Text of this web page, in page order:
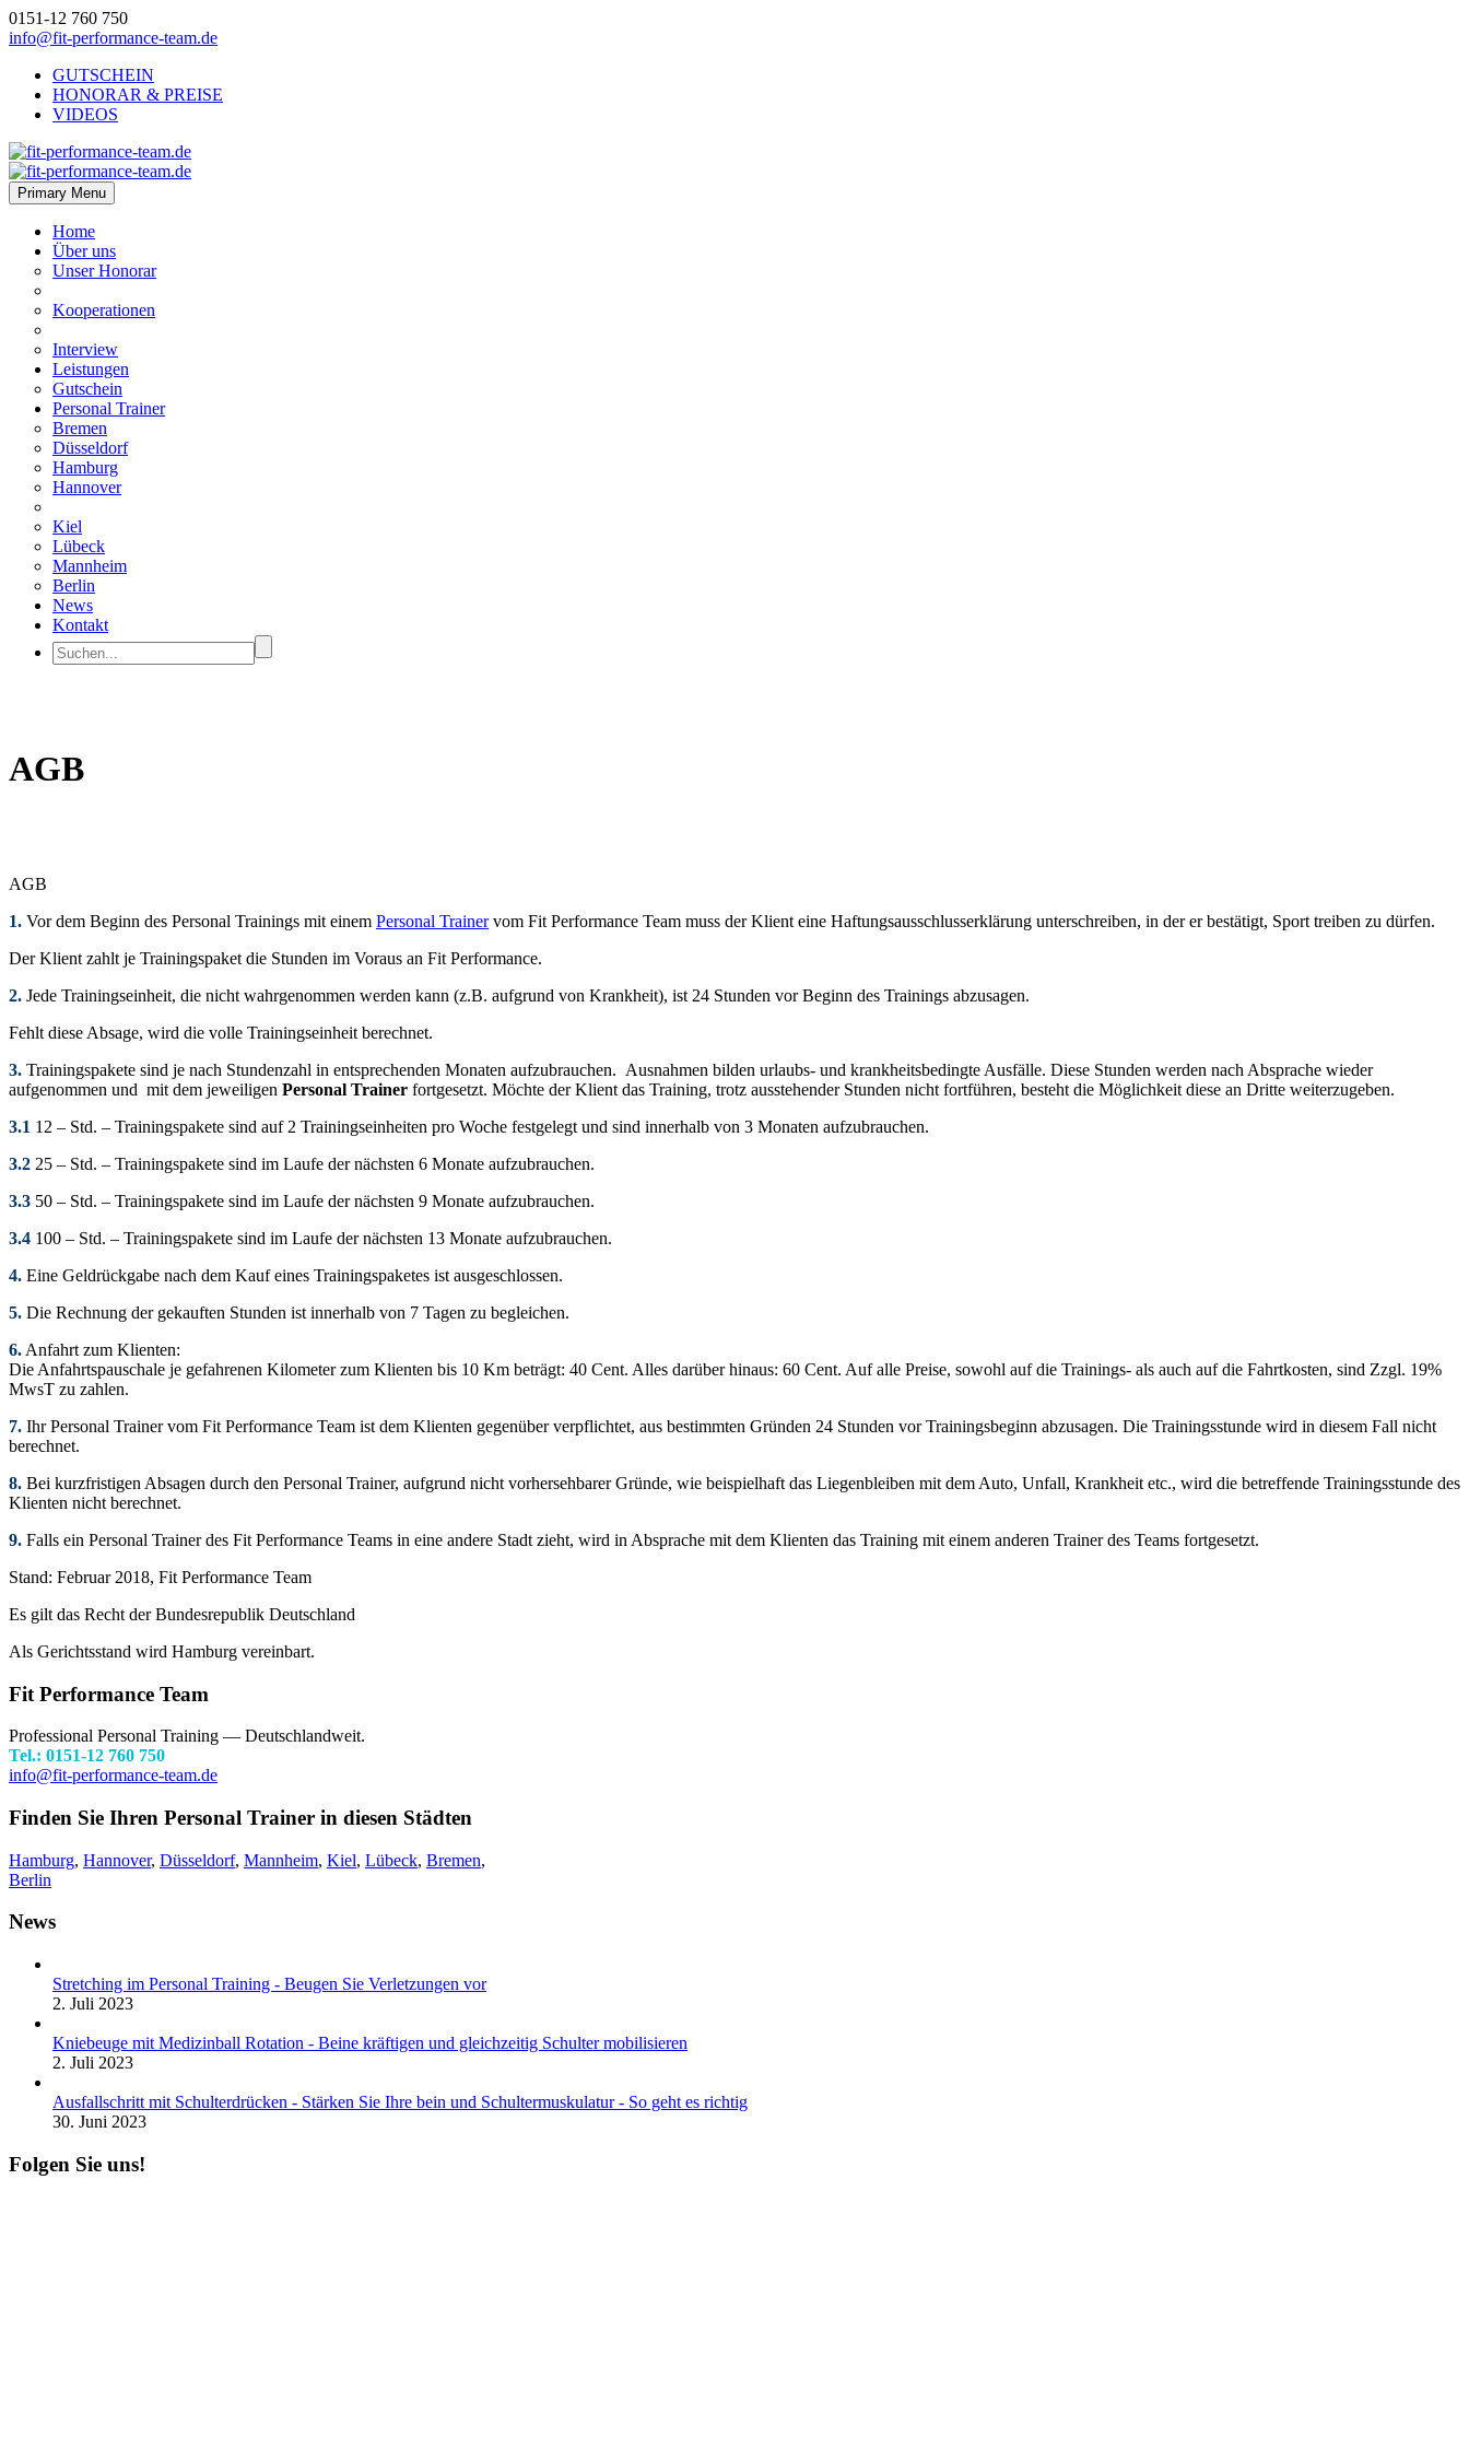
0151-12 760 750
info@fit-performance-team.de
GUTSCHEIN
HONORAR & PREISE
VIDEOS
Primary Menu
Home
Über uns
Unser Honorar
Kooperationen
Interview
Leistungen
Gutschein
Personal Trainer
Bremen
Düsseldorf
Hamburg
Hannover
Kiel
Lübeck
Mannheim
Berlin
News
Kontakt
AGB
AGB
1. Vor dem Beginn des Personal Trainings mit einem Personal Trainervom Fit Performance Team muss der Klient eine Haftungsausschlusserklärung unterschreiben, in der er bestätigt, Sport treiben zu dürfen.
Der Klient zahlt je Trainingspaket die Stunden im Voraus an Fit Performance.
2. Jede Trainingseinheit, die nicht wahrgenommen werden kann (z.B. aufgrund von Krankheit), ist 24 Stunden vor Beginn des Trainings abzusagen.
Fehlt diese Absage, wird die volle Trainingseinheit berechnet.
3. Trainingspakete sind je nach Stundenzahl in entsprechenden Monaten aufzubrauchen. Ausnahmen bilden urlaubs- und krankheitsbedingte Ausfälle. Diese Stunden werden nach Absprache wieder
aufgenommen und mit dem jeweiligen Personal Trainer fortgesetzt. Möchte der Klient das Training, trotz ausstehender Stunden nicht fortführen, besteht die Möglichkeit diese an Dritte weiterzugeben.
3.1 12 – Std. – Trainingspakete sind auf 2 Trainingseinheiten pro Woche festgelegt und sind innerhalb von 3 Monaten aufzubrauchen.
3.2 25 – Std. – Trainingspakete sind im Laufe der nächsten 6 Monate aufzubrauchen.
3.3 50 – Std. – Trainingspakete sind im Laufe der nächsten 9 Monate aufzubrauchen.
3.4 100 – Std. – Trainingspakete sind im Laufe der nächsten 13 Monate aufzubrauchen.
4. Eine Geldrückgabe nach dem Kauf eines Trainingspaketes ist ausgeschlossen.
5. Die Rechnung der gekauften Stunden ist innerhalb von 7 Tagen zu begleichen.
6. Anfahrt zum Klienten:
Die Anfahrtspauschale je gefahrenen Kilometer zum Klienten bis 10 Km beträgt: 40 Cent. Alles darüber hinaus: 60 Cent. Auf alle Preise, sowohl auf die Trainings- als auch auf die Fahrtkosten, sind Zzgl. 19%
MwsT zu zahlen.
7. Ihr Personal Trainer vom Fit Performance Team ist dem Klienten gegenüber verpflichtet, aus bestimmten Gründen 24 Stunden vor Trainingsbeginn abzusagen. Die Trainingsstunde wird in diesem Fall nicht
berechnet.
8. Bei kurzfristigen Absagen durch den Personal Trainer, aufgrund nicht vorhersehbarer Gründe, wie beispielhaft das Liegenbleiben mit dem Auto, Unfall, Krankheit etc., wird die betreffende Trainingsstunde des
Klienten nicht berechnet.
9. Falls ein Personal Trainer des Fit Performance Teams in eine andere Stadt zieht, wird in Absprache mit dem Klienten das Training mit einem anderen Trainer des Teams fortgesetzt.
Stand: Februar 2018, Fit Performance Team
Es gilt das Recht der Bundesrepublik Deutschland
Als Gerichtsstand wird Hamburg vereinbart.
Fit Performance Team
Professional Personal Training — Deutschlandweit.
Tel.: 0151-12 760 750
info@fit-performance-team.de
Finden Sie Ihren Personal Trainer in diesen Städten
Hamburg, Hannover, Düsseldorf, Mannheim, Kiel, Lübeck, Bremen,
Berlin
News
Stretching im Personal Training - Beugen Sie Verletzungen vor
2. Juli 2023
Kniebeuge mit Medizinball Rotation - Beine kräftigen und gleichzeitig Schulter mobilisieren
2. Juli 2023
Ausfallschritt mit Schulterdrücken - Stärken Sie Ihre bein und Schultermuskulatur - So geht es richtig
30. Juni 2023
Folgen Sie uns!